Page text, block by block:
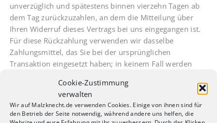
Cookie-Zustimmung
verwalten
Wir auf Malzknecht.de verwenden Cookies. Einige von ihnen sind für
den Betrieb der Seite notwendig, während andere uns helfen, die
unverzüglich und spätestens binnen vierzehn Tagen ab
dem Tag zurückzuzahlen, an dem die Mitteilung über
Ihren Widerruf dieses Vertrags bei uns eingegangen ist.
Für diese Rückzahlung verwenden wir dasselbe
Zahlungsmittel, das Sie bei der ursprünglichen
Transaktion eingesetzt haben; in keinem Fall werden
Erlöschen des Widerrufsrechts
Das Widerrufsrecht erlischt bei Verträgen über die